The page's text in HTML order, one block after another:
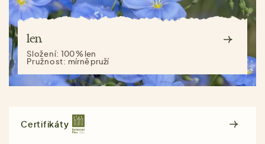
len
Složení:100 % len
Pružnost: mírně pruží
Certifikáty